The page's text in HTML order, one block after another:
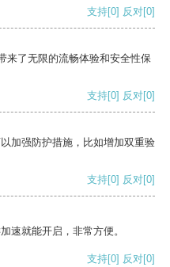
支持[0] 反对[0]
来了无限的流畅体验和安全性保
支持[0] 反对[0]
加强防护措施，比如增加双重验
支持[0] 反对[0]
速就能开启，非常方便。
支持[0] 反对[0]